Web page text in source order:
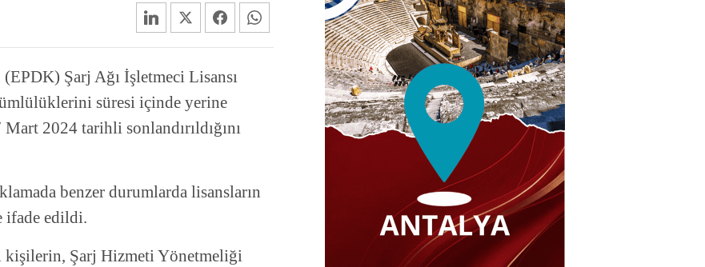
Şarj Ağı İşletmeci Lisansı
süresi içinde yerine
2024 tarihli sonlandırıldığını
benzer durumlarda lisansların
ifade edildi.
kişilerin, Şarj Hizmeti Yönetmeliği